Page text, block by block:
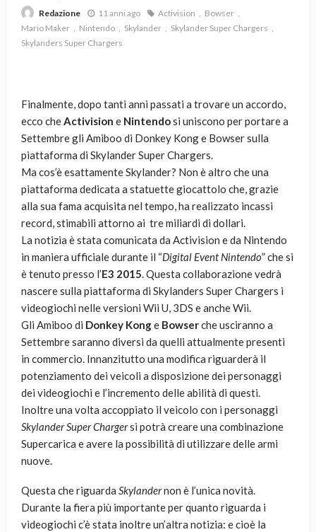
Redazione 11 anni ago Activision
Bowser
Mario Maker
Nintendo Skylander
Skylander Super Chargers
Skylanders Super Chargers
Finalmente, dopo tanti anni passati a trovare un accordo,
ecco cheActivision e Nintendosi uniscono per portare a
Settembre gli Amiboo di Donkey Kong e Bowser sulla
piattaforma di Skylander Super Chargers.
Ma cos’è esattamente Skylander? Non è altro che una
piattaforma dedicata a statuette giocattolo che, grazie
alla sua fama acquisita nel tempo, ha realizzato incassi
record, stimabili attorno ai tre miliardi di dollari.
La notizia è stata comunicata da Activision e da Nintendo
in maniera ufficiale durante il “Digital Event Nintendo” che si
è tenuto presso l’E3 2015. Questa collaborazione vedrà
nascere sulla piattaforma di Skylanders Super Chargers i
videogiochi nelle versioni Wii U, 3DS e anche Wii.
Gli Amiboo di Donkey Konge Bowserche usciranno a
Settembre saranno diversi da quelli attualmente presenti
in commercio. Innanzitutto una modifica riguarderà il
potenziamento dei veicoli a disposizione dei personaggi
dei videogiochi e l’incremento delle abilità di questi.
Inoltre una volta accoppiato il veicolo con i personaggi
Skylander Super Chargersi potrà creare una combinazione
Supercarica e avere la possibilità di utilizzare delle armi
nuove.
Questa che riguarda Skylandernon è l’unica novità.
Durante la fiera più importante per quanto riguarda i
videogiochi c’è stata inoltre un’altra notizia: e cioè la